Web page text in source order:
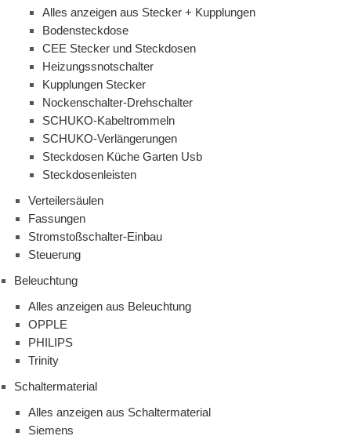
Alles anzeigen aus Stecker + Kupplungen
Bodensteckdose
CEE Stecker und Steckdosen
Heizungssnotschalter
Kupplungen Stecker
Nockenschalter-Drehschalter
SCHUKO-Kabeltrommeln
SCHUKO-Verlängerungen
Steckdosen Küche Garten Usb
Steckdosenleisten
Verteilersäulen
Fassungen
Stromstoßschalter-Einbau
Steuerung
Beleuchtung
Alles anzeigen aus Beleuchtung
OPPLE
PHILIPS
Trinity
Schaltermaterial
Alles anzeigen aus Schaltermaterial
Siemens